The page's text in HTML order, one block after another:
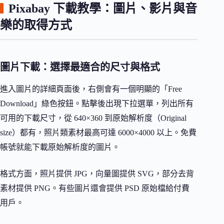
Pixabay 下載教學：圖片、影片與音
樂的取得方式
圖片下載：選擇最適合的尺寸與格式
進入圖片的詳細頁面後，右側會有一個明顯的「Free
Download」綠色按鈕。點擊後出現下拉選單，列出所有
可用的下載尺寸，從 640×360 到原始解析度（Original
size）都有，照片類素材最高可達 6000×4000 以上。免費
帳號就能下載原始解析度的圖片。
格式方面，照片提供 JPG，向量圖提供 SVG，部分去背
素材提供 PNG。有些圖片還會提供 PSD 原始檔給付費
用戶。